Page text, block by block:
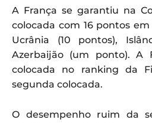
A França se garantiu na
colocada com 16 pontos
Ucrânia (10 pontos),
Azerbaijão (um ponto). A
colocada no ranking da
segunda colocada.
O desempenho ruim da